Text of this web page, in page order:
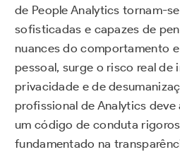
de People Analytics tornam-
sofisticadas e capazes de
nuances do comportamento
pessoal, surge o risco real de
privacidade e de
profissional de Analytics deve
um código de conduta
fundamentado na